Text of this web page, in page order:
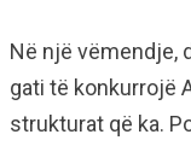
Në një vëmendje,
gati të konkurrojë
strukturat që ka.